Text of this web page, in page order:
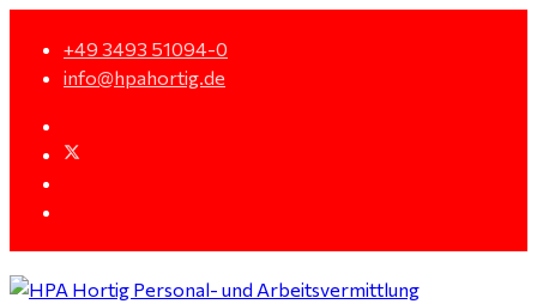
+49 3493 51094-0
info@hpahortig.de